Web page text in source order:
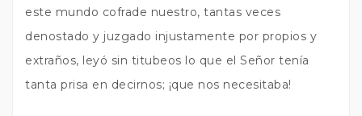
este mundo cofrade nuestro, tantas veces
denostado y juzgado injustamente por propios y
extraños, leyó sin titubeos lo que el Señor tenía
tanta prisa en decirnos; ¡que nos necesitaba!